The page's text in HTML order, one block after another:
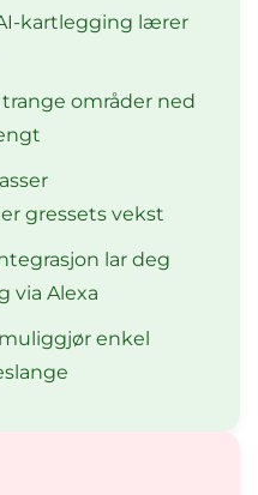
kartlegging lærer
områder ned
gressets vekst
lar deg
via Alexa
enkel